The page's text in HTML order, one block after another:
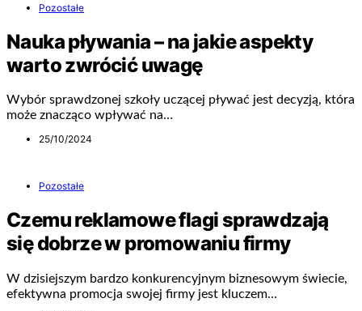
Pozostałe
Nauka pływania – na jakie aspekty
warto zwrócić uwagę
Wybór sprawdzonej szkoły uczącej pływać jest decyzją, która
może znacząco wpływać na…
25/10/2024
Pozostałe
Czemu reklamowe flagi sprawdzają
się dobrze w promowaniu firmy
W dzisiejszym bardzo konkurencyjnym biznesowym świecie,
efektywna promocja swojej firmy jest kluczem…